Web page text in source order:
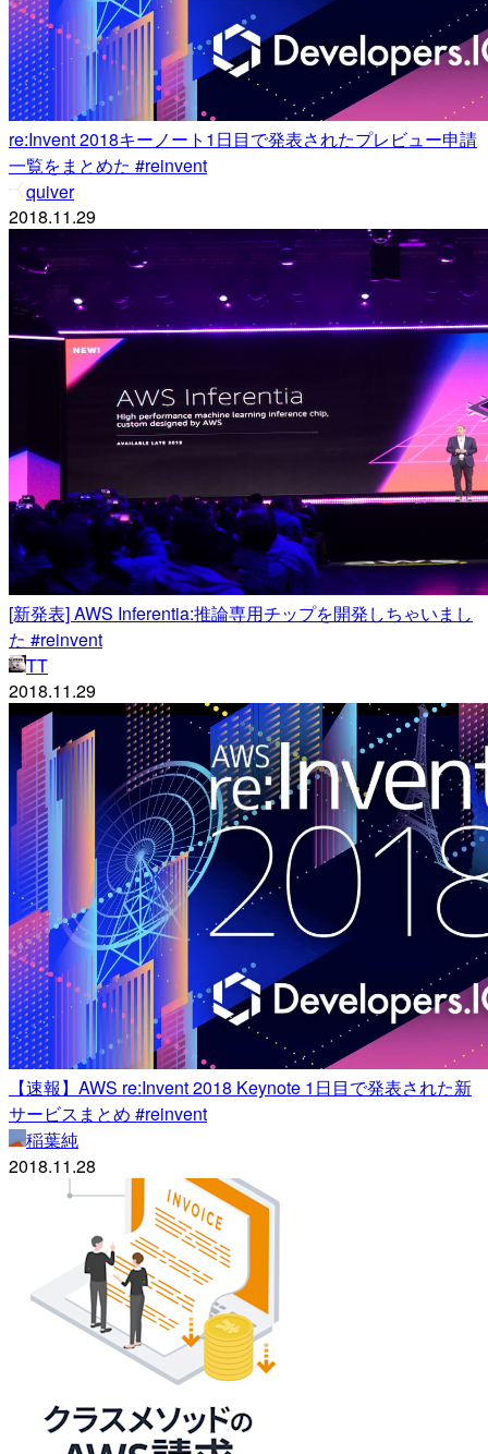
re:Invent 2018キーノート1日目で発表されたプレビュー申請
一覧をまとめた #reinvent
quiver
2018.11.29
[新発表] AWS Inferentia:推論専用チップを開発しちゃいまし
た #reinvent
TT
2018.11.29
【速報】AWS re:Invent 2018 Keynote 1日目で発表された新
サービスまとめ #reinvent
稲葉純
2018.11.28